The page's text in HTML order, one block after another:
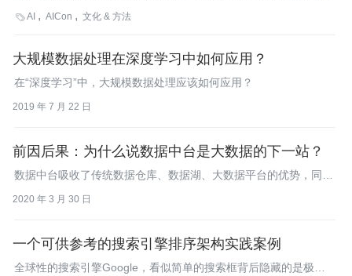
评技术总监王兴星老师，请他来讲讲美团是如何使用 AI 技术让外
卖业务实现优势最大化的。
AI AICon 文化 & 方法
大规模数据处理在深度学习中如何应用？
在“深度学习”中，大规模数据处理应该如何应用？
2019 年 7 月 22 日
前因后果：为什么说数据中台是大数据的下一站？
数据中台吸收了传统数据仓库、数据湖、大数据平台的优势，同时
2020 年 3 月 30 日
一个可供参考的搜索引擎排序架构实践案例
全球性的搜索引擎Google，看似简单的搜索框背后隐藏的是极其